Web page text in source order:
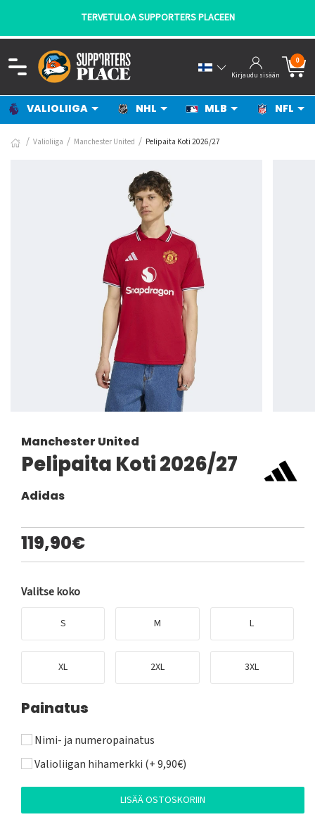
- KANNATTAJILTA
Kirjaudu sisään
0
VALIOLIIGA NHL MLB NFL
Valioliiga Manchester United Pelipaita Koti 2026/27
Manchester United
Pelipaita Koti 2026/27
Adidas
119,90€
Valitse koko
S M L
XL 2XL 3XL
Painatus
Nimi- ja numeropainatus
Valioliigan hihamerkki (+ 9,90€)
LISÄÄ OSTOSKORIIN